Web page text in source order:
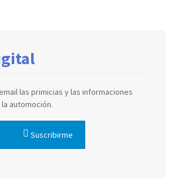
las primicias y las informaciones
automoción.
Suscribirme